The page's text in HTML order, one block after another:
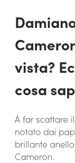
vista?
cosa
A far scattare
notato dai
brillante
Cameron.